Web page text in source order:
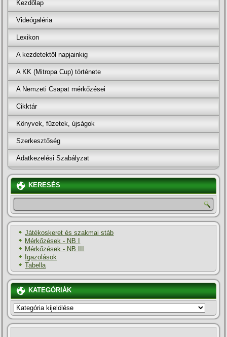
Kezdőlap
Videógaléria
Lexikon
A kezdetektől napjainkig
A KK (Mitropa Cup) története
A Nemzeti Csapat mérkőzései
Cikktár
Könyvek, füzetek, újságok
Szerkesztőség
Adatkezelési Szabályzat
KERESÉS
Játékoskeret és szakmai stáb
Mérkőzések - NB I
Mérkőzések - NB III
Igazolások
Tabella
KATEGÓRIÁK
KATEGÓRIÁK